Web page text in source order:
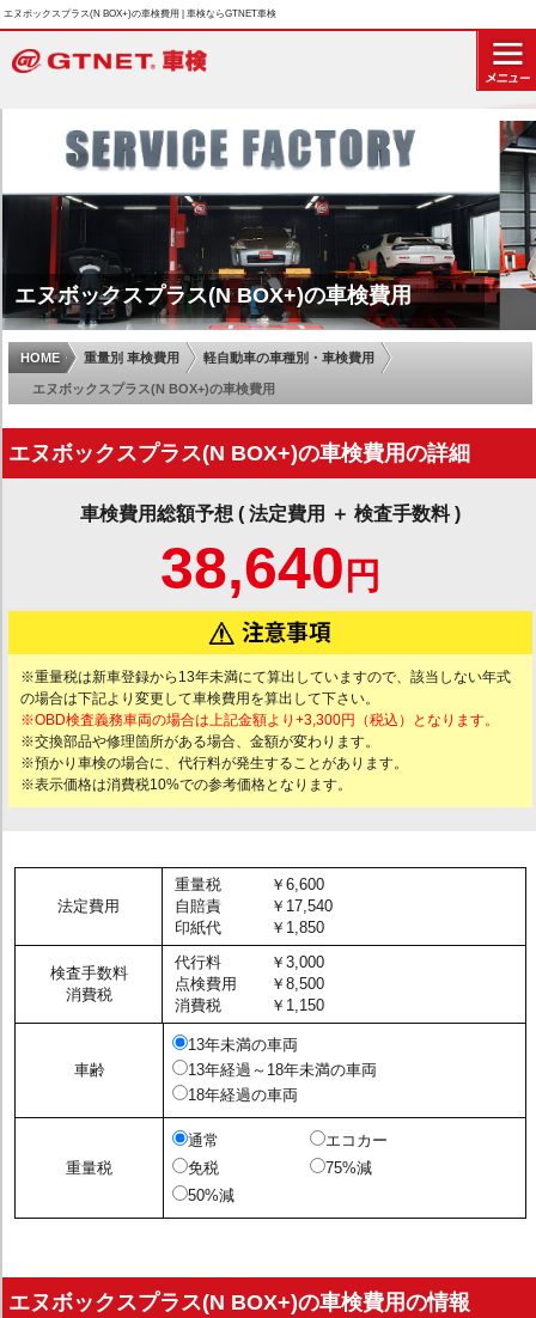
エヌボックスプラス(N BOX+)の車検費用 | 車検ならGTNET車検
エヌボックスプラス(N BOX+)の車検費用
HOME 重量別 車検費用 軽自動車の車種別・車検費用
エヌボックスプラス(N BOX+)の車検費用
エヌボックスプラス(N BOX+)の車検費用の詳細
車検費用総額予想 ( 法定費用 ＋ 検査手数料 )
38,640 円
※重量税は新車登録から13年未満にて算出していますので、該当しない年式
の場合は下記より変更して車検費用を算出して下さい。
※OBD検査義務車両の場合は上記金額より+3,300円（税込）となります。
※交換部品や修理箇所がある場合、金額が変わります。
※預かり車検の場合に、代行料が発生することがあります。
※表示価格は消費税10%での参考価格となります。
法定費用
重量税
￥6,600
自賠責
￥17,540
印紙代
￥1,850
検査手数料
消費税
代行料
￥3,000
点検費用
￥8,500
消費税
￥1,150
車齢
13年未満の車両
13年経過～18年未満の車両
18年経過の車両
重量税
通常
エコカー
免税
75%減
50%減
エヌボックスプラス(N BOX+)の車検費用の情報